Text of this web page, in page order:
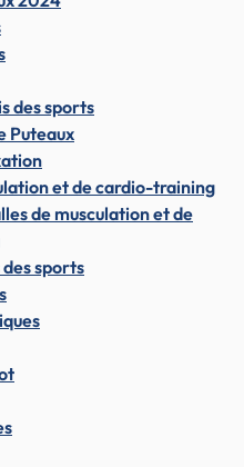
des sports
Puteaux
et de cardio-training
de musculation et de
sports